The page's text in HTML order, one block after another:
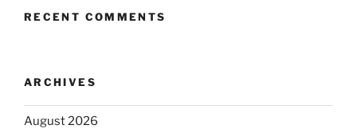
RECENT COMMENTS
ARCHIVES
August 2026